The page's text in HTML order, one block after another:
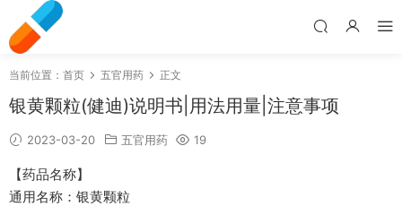
当前位置： 首页 五官用药 正文
银黄颗粒(健迪)说明书|用法用量|注意事项
2023-03-20 五官用药 19
【药品名称】
通用名称：银黄颗粒